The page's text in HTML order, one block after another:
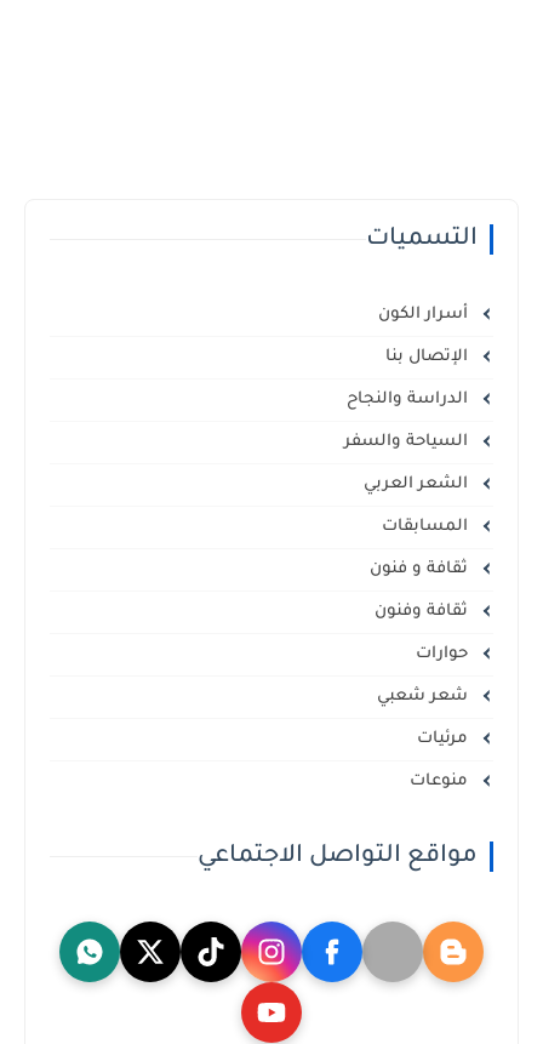
التسميات
أسرار الكون
الإتصال بنا
الدراسة والنجاح
السياحة والسفر
الشعر العربي
المسابقات
ثقافة و فنون
ثقافة وفنون
حوارات
شعر شعبي
مرئيات
منوعات
مواقع التواصل الاجتماعي